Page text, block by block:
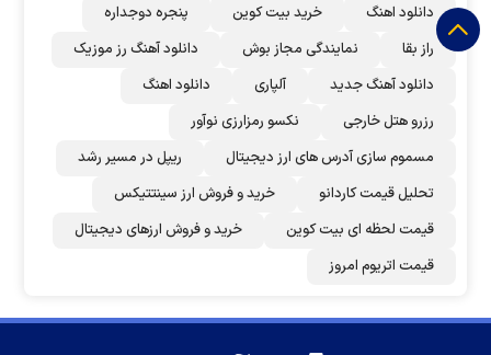
دانلود اهنگ خرید بیت کوین
پنجره دوجداره
راز بقا
نمایندگی مجاز بوش
دانلود آهنگ رز‌ موزیک
دانلود آهنگ جدید
آلپاری
دانلود اهنگ
رزرو هتل خارجی
نکسو رمزارزی نوآور
مسموم سازی آدرس های ارز دیجیتال
ریپل در مسیر رشد
تحلیل قیمت کاردانو
خرید و فروش ارز سینتتیکس
قیمت لحظه ای بیت کوین
خرید و فروش ارزهای دیجیتال
قیمت اتریوم امروز